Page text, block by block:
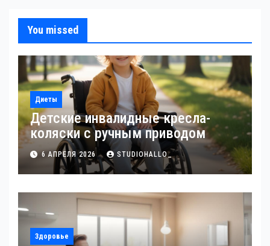
You missed
Диеты
Детские инвалидные кресла-
коляски с ручным приводом
6 АПРЕЛЯ 2026 STUDIOHALLO_
Здоровье